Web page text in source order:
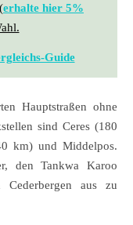
(erhalte hier 5%
Guide
Hauptstraßen ohne
sind Ceres (180
km) und Middelpos.
den Tankwa Karoo
aus zu